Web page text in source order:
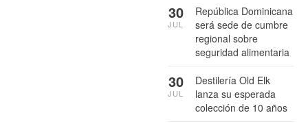
República Dominicana
será sede de cumbre
regional sobre
seguridad alimentaria
30
JUL
Destilería Old Elk
lanza su esperada
colección de 10 años
30
JUL